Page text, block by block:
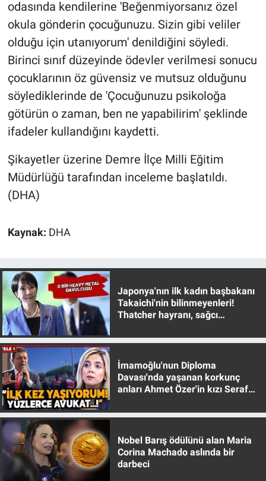
odasında kendilerine 'Beğenmiyorsanız özel
okula gönderin çocuğunuzu. Sizin gibi veliler
olduğu için utanıyorum' denildiğini söyledi.
Birinci sınıf düzeyinde ödevler verilmesi sonucu
çocuklarının öz güvensiz ve mutsuz olduğunu
söylediklerinde de 'Çocuğunuzu psikoloğa
götürün o zaman, ben ne yapabilirim' şeklinde
ifadeler kullandığını kaydetti.
Şikayetler üzerine Demre İlçe Milli Eğitim
Müdürlüğü tarafından inceleme başlatıldı.
(DHA)
Kaynak: DHA
Japonya'nın ilk kadın başbakanı
Takaichi'nin bilinmeyenleri!
Thatcher hayranı, sağcı
İmamoğlu'nun Diploma
Davası'nda yaşanan korkunç
anları Ahmet Özer'in kızı Seraf
Nobel Barış ödülünü alan Maria
Corina Machado aslında bir
darbeci